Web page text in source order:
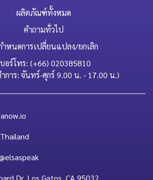
ผลิตภัณฑ์ทั้งหมด
คำถามทั่วไป
ำหนดการเปลี่ยนแปลง/ยกเลิก
บอร์โทร: (+66) 020385810
การ: จันทร์-ศุกร์ 9.00 น. - 17.00 น.)
Dr, Los Gatos, CA 95032